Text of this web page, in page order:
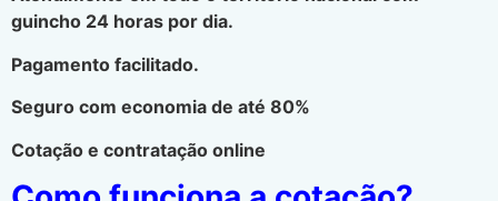
guincho 24 horas por dia.
Pagamento facilitado.
Seguro com economia de até 80%
Cotação e contratação online